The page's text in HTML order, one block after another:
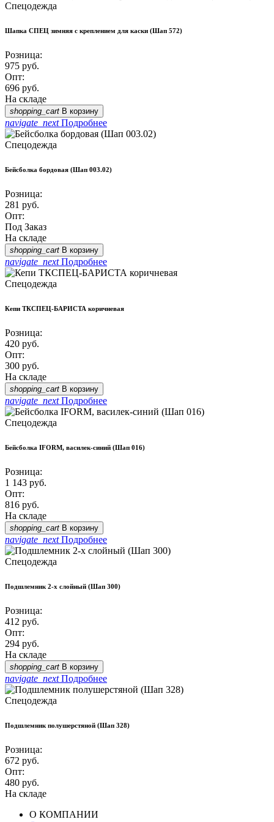
Спецодежда
Шапка СПЕЦ зимняя с креплением для каски (Шап 572)
Розница:
975 руб.
Опт:
696 руб.
На складе
shopping_cart В корзину
navigate_nextПодробнее
Спецодежда
Бейсболка бордовая (Шап 003.02)
Розница:
281 руб.
Опт:
Под Заказ
На складе
shopping_cart В корзину
navigate_nextПодробнее
Спецодежда
Кепи ТКСПЕЦ-БАРИСТА коричневая
Розница:
420 руб.
Опт:
300 руб.
На складе
shopping_cart В корзину
navigate_nextПодробнее
Спецодежда
Бейсболка IFORM, василек-синий (Шап 016)
Розница:
1 143 руб.
Опт:
816 руб.
На складе
shopping_cart В корзину
navigate_nextПодробнее
Спецодежда
Подшлемник 2-х слойный (Шап 300)
Розница:
412 руб.
Опт:
294 руб.
На складе
shopping_cart В корзину
navigate_nextПодробнее
Спецодежда
Подшлемник полушерстяной (Шап 328)
Розница:
672 руб.
Опт:
480 руб.
На складе
О КОМПАНИИ